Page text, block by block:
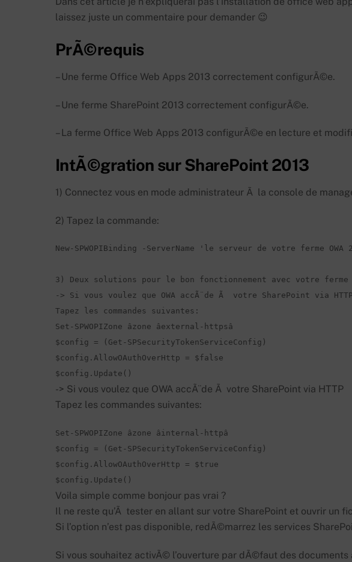
laissez juste un commentaire pour demander 😉
PrÃ©requis
– Une ferme Office Web Apps 2013 correctement configurÃ©e.
– Une ferme SharePoint 2013 correctement configurÃ©e.
– La ferme Office Web Apps 2013 configurÃ©e en lecture et
IntÃ©gration sur SharePoint 2013
1) Connectez vous en mode administrateur Ã la console de
2) Tapez la commande:
New-SPWOPIBinding -ServerName 'le serveur de votre ferme OWA
3) Deux solutions pour le bon fonctionnement avec votre ferme
-> Si vous voulez que OWA accÃ¨de Ã  votre SharePoint via
Tapez les commandes suivantes:
Set-SPWOPIZone âzone âexternal-httpsâ
$config = (Get-SPSecurityTokenServiceConfig)
$config.AllowOAuthOverHttp = $false
$config.Update()
-> Si vous voulez que OWA accÃ¨de Ã votre SharePoint via HTTP
Tapez les commandes suivantes:
Set-SPWOPIZone âzone âinternal-httpâ
$config = (Get-SPSecurityTokenServiceConfig)
$config.AllowOAuthOverHttp = $true
Voila simple comme bonjour pas vrai ?
Il ne reste qu’Ã tester en allant sur votre SharePoint et ouvrir un
Si l’option n’est pas disponible, redÃ©marrez les services
Si vous souhaitez activÃ© l’ouverture par dÃ©faut des